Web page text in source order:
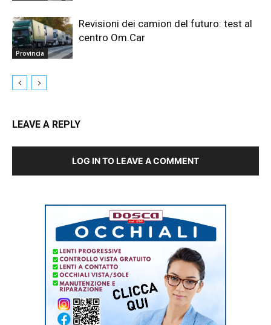
Provincia
Revisioni dei camion del futuro: test al
centro Om.Car
LEAVE A REPLY
LOG IN TO LEAVE A COMMENT